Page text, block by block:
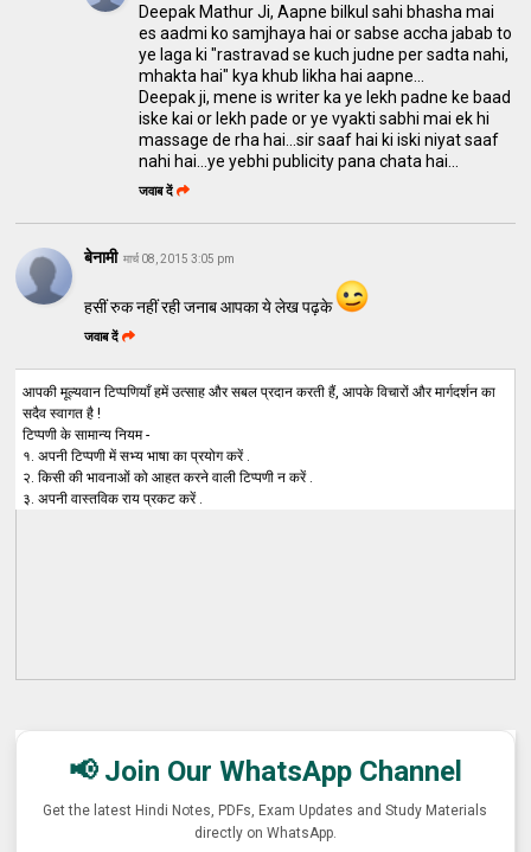
Deepak Mathur Ji, Aapne bilkul sahi bhasha mai
es aadmi ko samjhaya hai or sabse accha jabab to
ye laga ki "rastravad se kuch judne per sadta nahi,
mhakta hai" kya khub likha hai aapne...
Deepak ji, mene is writer ka ye lekh padne ke baad
iske kai or lekh pade or ye vyakti sabhi mai ek hi
massage de rha hai...sir saaf hai ki iski niyat saaf
nahi hai...ye yebhi publicity pana chata hai...
जवाब दें
बेनामी मार्च 08, 2015 3:05 pm
हसीं रुक नहीं रही जनाब आपका ये लेख पढ़के
जवाब दें
आपकी मूल्यवान टिप्पणियाँ हमें उत्साह और सबल प्रदान करती हैं, आपके विचारों और मार्गदर्शन का
सदैव स्वागत है !
टिप्पणी के सामान्य नियम -
१. अपनी टिप्पणी में सभ्य भाषा का प्रयोग करें .
२. किसी की भावनाओं को आहत करने वाली टिप्पणी न करें .
३. अपनी वास्तविक राय प्रकट करें .
📢 Join Our WhatsApp Channel
Get the latest Hindi Notes, PDFs, Exam Updates and Study Materials
directly on WhatsApp.